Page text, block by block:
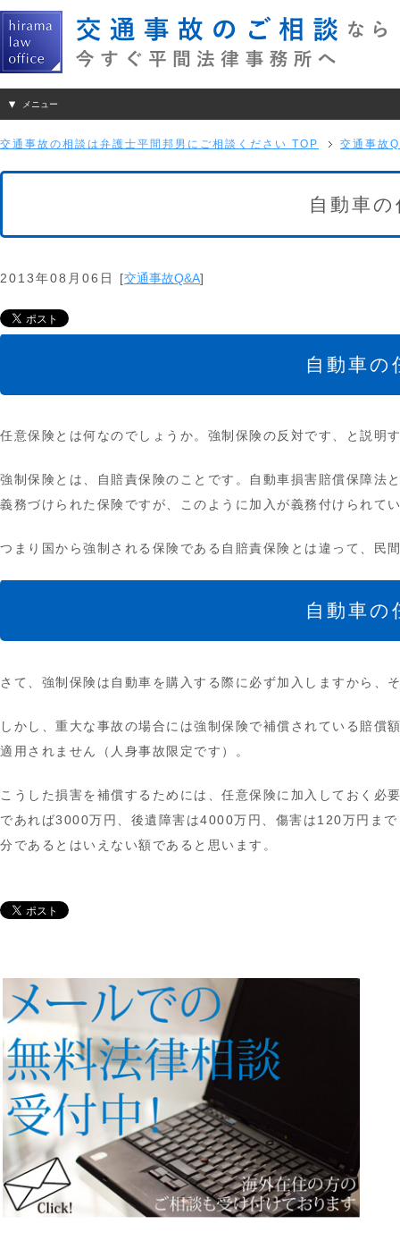
メニュー
交通事故の相談は弁護士平間邦男にご相談ください TOP 交通事故
自動車
2013年08月06日 [交通事故Q&A]
自動車の
任意保険とは何なのでしょうか。強制保険の反対です、と説明
強制保険とは、自賠責保険のことです。自動車損害賠償保障法
義務づけられた保険ですが、このように加入が義務付けられて
つまり国から強制される保険である自賠責保険とは違って、民
自動車の
さて、強制保険は自動車を購入する際に必ず加入しますから
しかし、重大な事故の場合には強制保険で補償されている賠
適用されません（人身事故限定です）。
こうした損害を補償するためには、任意保険に加入しておく
であれば3000万円、後遺障害は4000万円、傷害は120万円ま
分であるとはいえない額であると思います。